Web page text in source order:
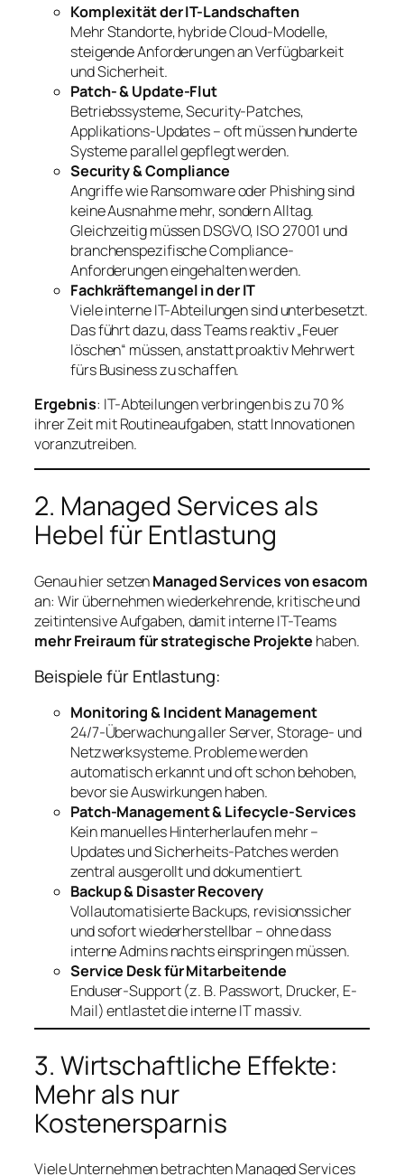
Komplexität der IT-Landschaften
Mehr Standorte, hybride Cloud-Modelle,
steigende Anforderungen an Verfügbarkeit
und Sicherheit.
Patch- & Update-Flut
Betriebssysteme, Security-Patches,
Applikations-Updates – oft müssen hunderte
Systeme parallel gepflegt werden.
Security & Compliance
Angriffe wie Ransomware oder Phishing sind
keine Ausnahme mehr, sondern Alltag.
Gleichzeitig müssen DSGVO, ISO 27001 und
branchenspezifische Compliance-
Anforderungen eingehalten werden.
Fachkräftemangel in der IT
Viele interne IT-Abteilungen sind unterbesetzt.
Das führt dazu, dass Teams reaktiv „Feuer
löschen“ müssen, anstatt proaktiv Mehrwert
fürs Business zu schaffen.
Ergebnis: IT-Abteilungen verbringen bis zu 70 %
ihrer Zeit mit Routineaufgaben, statt Innovationen
voranzutreiben.
2. Managed Services als
Hebel für Entlastung
Genau hier setzenManaged Services von esacom
an: Wir übernehmen wiederkehrende, kritische und
zeitintensive Aufgaben, damit interne IT-Teams
mehr Freiraum für strategische Projekte haben.
Beispiele für Entlastung:
Monitoring & Incident Management
24/7-Überwachung aller Server, Storage- und
Netzwerksysteme. Probleme werden
automatisch erkannt und oft schon behoben,
bevor sie Auswirkungen haben.
Patch-Management & Lifecycle-Services
Kein manuelles Hinterherlaufen mehr –
Updates und Sicherheits-Patches werden
zentral ausgerollt und dokumentiert.
Backup & Disaster Recovery
Vollautomatisierte Backups, revisionssicher
und sofort wiederherstellbar – ohne dass
interne Admins nachts einspringen müssen.
Service Desk für Mitarbeitende
Enduser-Support (z. B. Passwort, Drucker, E-
Mail) entlastet die interne IT massiv.
3. Wirtschaftliche Effekte:
Mehr als nur
Kostenersparnis
Viele Unternehmen betrachten Managed Services